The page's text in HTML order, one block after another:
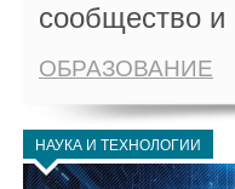
сообщество и
ОБРАЗОВАНИЕ
НАУКА И ТЕХНОЛОГИИ